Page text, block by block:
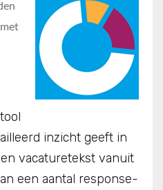
inzicht geeft in
vacaturetekst vanuit
een aantal response-